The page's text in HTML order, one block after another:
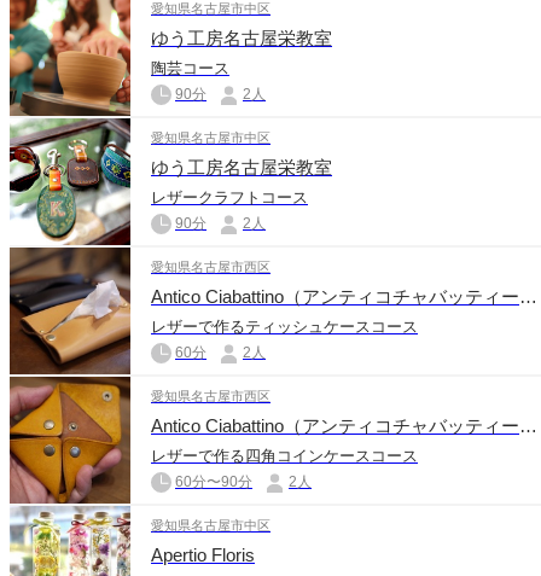
愛知県名古屋市中区
ゆう工房名古屋栄教室
陶芸コース
90分 2人
愛知県名古屋市中区
ゆう工房名古屋栄教室
レザークラフトコース
90分 2人
愛知県名古屋市西区
Antico Ciabattino（アンティコチャバッティーノ）
レザーで作るティッシュケースコース
60分 2人
愛知県名古屋市西区
Antico Ciabattino（アンティコチャバッティーノ）
レザーで作る四角コインケースコース
60分〜90分 2人
愛知県名古屋市中区
Apertio Floris